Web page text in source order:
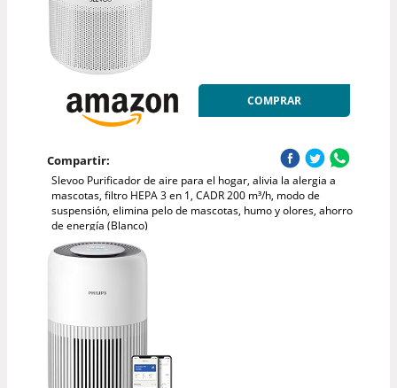
COMPRAR
Compartir:
Slevoo Purificador de aire para el hogar, alivia la alergia a
mascotas, filtro HEPA 3 en 1, CADR 200 m³/h, modo de
suspensión, elimina pelo de mascotas, humo y olores, ahorro
de energía (Blanco)